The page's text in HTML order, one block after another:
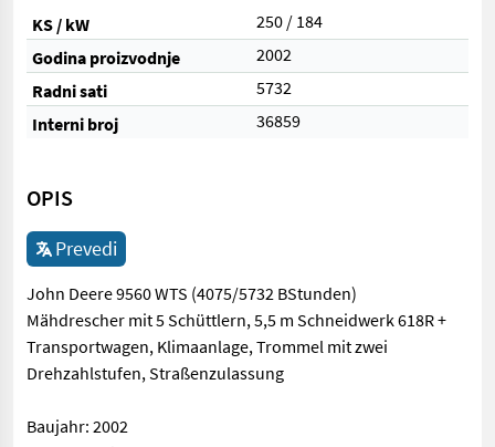
KS / kW
250 / 184
Godina proizvodnje
2002
Radni sati
5732
Interni broj
36859
OPIS
Prevedi
John Deere 9560 WTS (4075/5732 BStunden)
Mähdrescher mit 5 Schüttlern, 5,5 m Schneidwerk 618R +
Transportwagen, Klimaanlage, Trommel mit zwei
Drehzahlstufen, Straßenzulassung
Baujahr: 2002